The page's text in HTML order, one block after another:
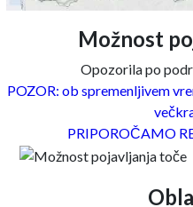
Možnost
Opozorila po
POZOR: ob spremenljivem
PRIPOROČAMO